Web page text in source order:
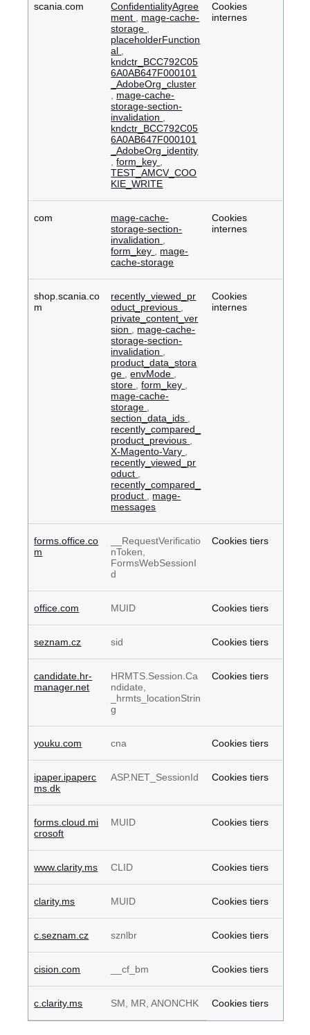
scania.com
ConfidentialityAgree
ment
mage-cache-
storage
placeholderFunction
al
kndctr_BCC792C05
6A0AB647F000101
_AdobeOrg_cluster
mage-cache-
storage-section-
invalidation
kndctr_BCC792C05
6A0AB647F000101
_AdobeOrg_identity
,form_key
TEST_AMCV_COO
KIE_WRITE
Cookies
internes
com
mage-cache-
storage-section-
invalidation
form_key
mage-
cache-storage
Cookies
internes
shop.scania.co
m
recently_viewed_pr
oduct_previous
private_content_ver
sion
mage-cache-
storage-section-
invalidation
product_data_stora
ge
,envMode
store
,form_key
mage-cache-
storage
section_data_ids
recently_compared_
product_previous
X-Magento-Vary
recently_viewed_pr
oduct
recently_compared_
product
mage-
messages
Cookies
internes
forms.office.co
m
__RequestVerificatio
nToken,
FormsWebSessionI
d
Cookies tiers
office.com MUID Cookies tiers
seznam.cz sid Cookies tiers
candidate.hr-
manager.net
HRMTS.Session.Ca
ndidate,
_hrmts_locationStrin
g
Cookies tiers
youku.com cna Cookies tiers
ipaper.ipaperc
ms.dk
ASP.NET_SessionId Cookies tiers
forms.cloud.mi
crosoft
MUID Cookies tiers
www.clarity.ms CLID Cookies tiers
clarity.ms MUID Cookies tiers
c.seznam.cz sznlbr Cookies tiers
cision.com __cf_bm Cookies tiers
c.clarity.ms SM, MR, ANONCHK Cookies tiers